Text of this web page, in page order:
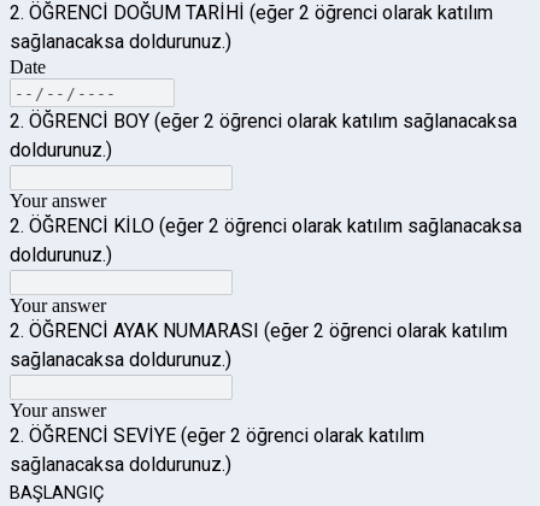
2. ÖĞRENCİ DOĞUM TARİHİ (eğer 2 öğrenci olarak katılım
sağlanacaksa doldurunuz.)
Date
2. ÖĞRENCİ BOY (eğer 2 öğrenci olarak katılım sağlanacaksa
doldurunuz.)
Your answer
2. ÖĞRENCİ KİLO (eğer 2 öğrenci olarak katılım sağlanacaksa
doldurunuz.)
Your answer
2. ÖĞRENCİ AYAK NUMARASI (eğer 2 öğrenci olarak katılım
sağlanacaksa doldurunuz.)
Your answer
2. ÖĞRENCİ SEVİYE (eğer 2 öğrenci olarak katılım
sağlanacaksa doldurunuz.)
BAŞLANGIÇ